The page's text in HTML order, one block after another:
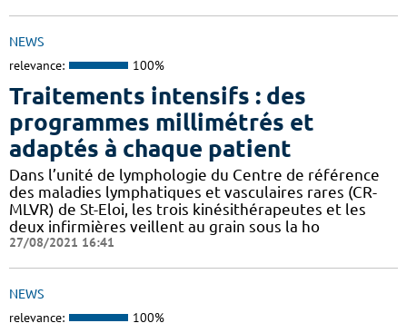
NEWS
relevance: 100%
Traitements intensifs : des
programmes millimétrés et
adaptés à chaque patient
Dans l’unité de lymphologie du Centre de référence
des maladies lymphatiques et vasculaires rares (CR-
MLVR) de St-Eloi, les trois kinésithérapeutes et les
deux infirmières veillent au grain sous la ho
27/08/2021 16:41
NEWS
relevance: 100%